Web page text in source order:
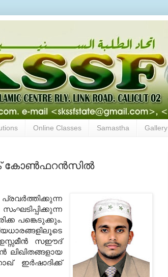
Online Classes Samastha Gallery
കോണ്‍ഫറന്‍സില്‍
പങ്കെടുക്കും.
സഈദ്‌
ലിഖിതങ്ങളായ
ഇര്‍ഷാദിക്ക്‌